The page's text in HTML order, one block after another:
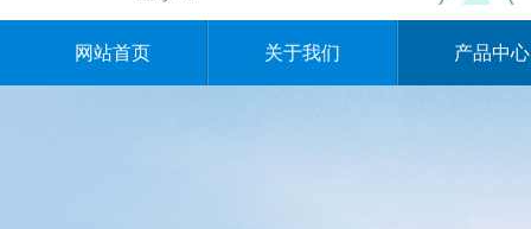
网站首页 关于我们 产品中心